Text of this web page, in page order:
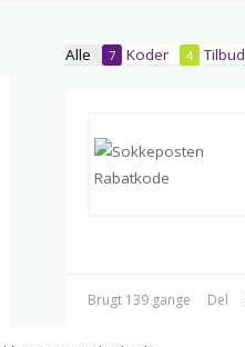
Alle 7 Koder 4 Tilbud
Brugt 139 gange Del